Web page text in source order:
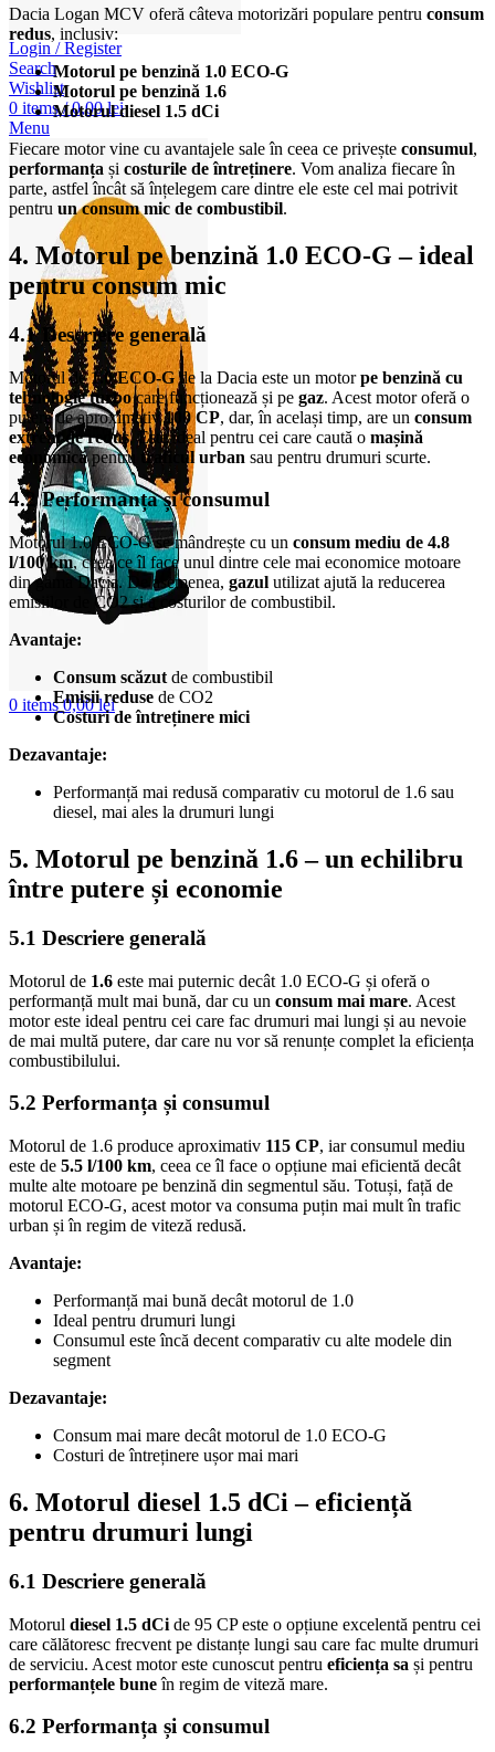
Login / Register
Search
Wishlist
0 items / 0,00lei
Menu
0 items 0,00lei
Dacia Logan MCV oferă câteva motorizări populare pentru consum
redus, inclusiv:
Motorul pe benzină 1.0 ECO-G
Motorul pe benzină 1.6
Motorul diesel 1.5 dCi
Fiecare motor vine cu avantajele sale în ceea ce privește consumul,
performanța și costurile de întreținere. Vom analiza fiecare în
parte, astfel încât să înțelegem care dintre ele este cel mai potrivit
pentru un consum mic de combustibil.
4. Motorul pe benzină 1.0 ECO-G – ideal
pentru consum mic
4.1 Descriere generală
Motorul de1.0 ECO-Gde la Dacia este un motorpe benzină cu
tehnologie turbocare funcționează și pe gaz. Acest motor oferă o
putere de aproximativ100 CP, dar, în același timp, are un consum
extrem de redus. Este ideal pentru cei care caută o mașină
economicăpentru traficul urban sau pentru drumuri scurte.
4.2 Performanța și consumul
Motorul 1.0 ECO-G se mândrește cu un consum mediu de 4.8
l/100 km, ceea ce îl face unul dintre cele mai economice motoare
din gama Dacia. De asemenea, gazul utilizat ajută la reducerea
emisiilor de CO2 și a costurilor de combustibil.
Avantaje:
Consum scăzut de combustibil
Emisii reduse de CO2
Costuri de întreținere mici
Dezavantaje:
Performanță mai redusă comparativ cu motorul de 1.6 sau
diesel, mai ales la drumuri lungi
5. Motorul pe benzină 1.6 – un echilibru
între putere și economie
5.1 Descriere generală
Motorul de 1.6 este mai puternic decât 1.0 ECO-G și oferă o
performanță mult mai bună, dar cu un consum mai mare. Acest
motor este ideal pentru cei care fac drumuri mai lungi și au nevoie
de mai multă putere, dar care nu vor să renunțe complet la eficiența
combustibilului.
5.2 Performanța și consumul
Motorul de 1.6 produce aproximativ 115 CP, iar consumul mediu
este de 5.5 l/100 km, ceea ce îl face o opțiune mai eficientă decât
multe alte motoare pe benzină din segmentul său. Totuși, față de
motorul ECO-G, acest motor va consuma puțin mai mult în trafic
urban și în regim de viteză redusă.
Avantaje:
Performanță mai bună decât motorul de 1.0
Ideal pentru drumuri lungi
Consumul este încă decent comparativ cu alte modele din
segment
Dezavantaje:
Consum mai mare decât motorul de 1.0 ECO-G
Costuri de întreținere ușor mai mari
6. Motorul diesel 1.5 dCi – eficiență
pentru drumuri lungi
6.1 Descriere generală
Motorul diesel 1.5 dCi de 95 CP este o opțiune excelentă pentru cei
care călătoresc frecvent pe distanțe lungi sau care fac multe drumuri
de serviciu. Acest motor este cunoscut pentru eficiența sa și pentru
performanțele buneîn regim de viteză mare.
6.2 Performanța și consumul